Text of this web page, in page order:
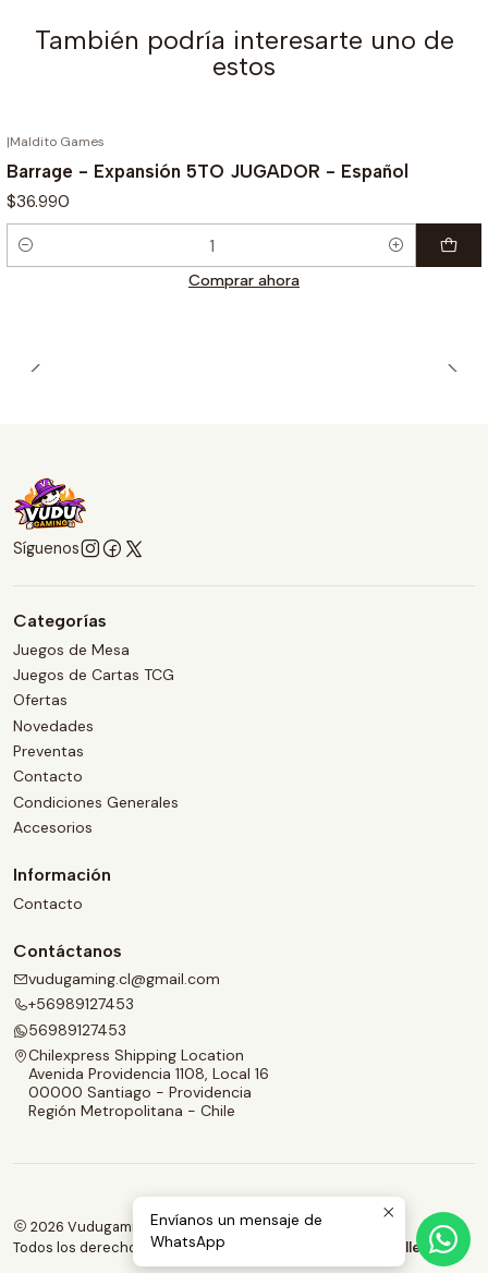
También podría interesarte uno de
estos
|Maldito Games
Barrage - Expansión 5TO JUGADOR - Español
$36.990
Cantidad
Comprar ahora
Síguenos
Categorías
Juegos de Mesa
Juegos de Cartas TCG
Ofertas
Novedades
Preventas
Contacto
Condiciones Generales
Accesorios
Información
Contacto
Contáctanos
vudugaming.cl@gmail.com
+56989127453
56989127453
Chilexpress Shipping Location
Avenida Providencia 1108, Local 16
00000 Santiago - Providencia
Región Metropolitana - Chile
2026 Vudugaming.
Todos los derechos reservados.
Desarrollado por Jumpseller
Envíanos un mensaje de
WhatsApp